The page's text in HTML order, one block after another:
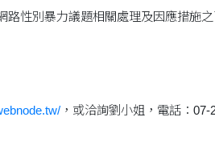
路性別暴力議題相關處理及因應措施
，或洽詢劉小姐，電話：